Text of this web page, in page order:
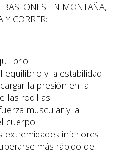
BASTONES EN MONTAÑA,
Y CORRER:
equilibrio y la estabilidad.
la presión en la
las rodillas.
muscular y la
cuerpo.
extremidades inferiores
más rápido de